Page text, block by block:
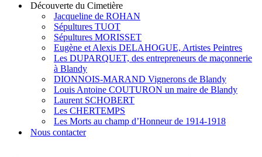
Découverte du Cimetière
Jacqueline de ROHAN
Sépultures TUOT
Sépultures MORISSET
Eugène et Alexis DELAHOGUE, Artistes Peintres
Les DUPARQUET, des entrepreneurs de maçonnerie
à Blandy
DIONNOIS-MARAND Vignerons de Blandy
Louis Antoine COUTURON un maire de Blandy
Laurent SCHOBERT
Les CHERTEMPS
Les Morts au champ d’Honneur de 1914-1918
Nous contacter